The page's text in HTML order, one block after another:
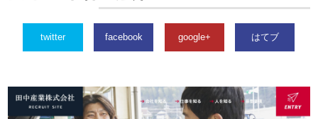
twitter facebook google+ はてブ